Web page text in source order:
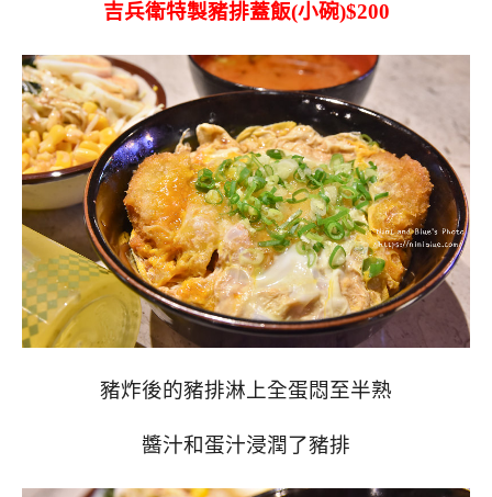
吉兵衛特製豬排蓋飯(小碗)$200
豬炸後的豬排淋上全蛋悶至半熟
醬汁和蛋汁浸潤了豬排